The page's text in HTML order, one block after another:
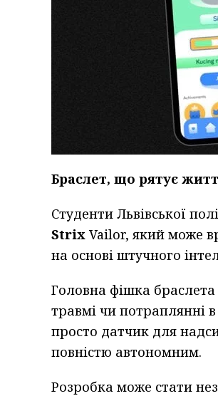
Браслет, що рятує
Студенти Львівської
Strix Vailor, який може
на основі штучного
Головна фішка
травмі чи потраплянні
просто датчик для
повністю автономним.
Розробка може стати